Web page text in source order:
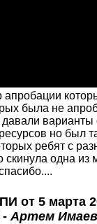
апробации
была не
варианты
но был
ребят с
скинула одна из
от 5 марта
-Артем Имаев